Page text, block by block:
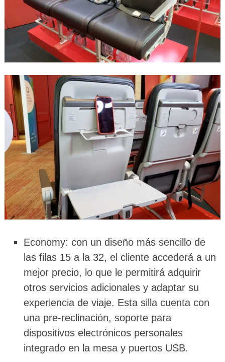
Economy: con un diseño más sencillo de
las filas 15 a la 32, el cliente accederá a un
mejor precio, lo que le permitirá adquirir
otros servicios adicionales y adaptar su
experiencia de viaje. Esta silla cuenta con
una pre-reclinación, soporte para
dispositivos electrónicos personales
integrado en la mesa y puertos USB.